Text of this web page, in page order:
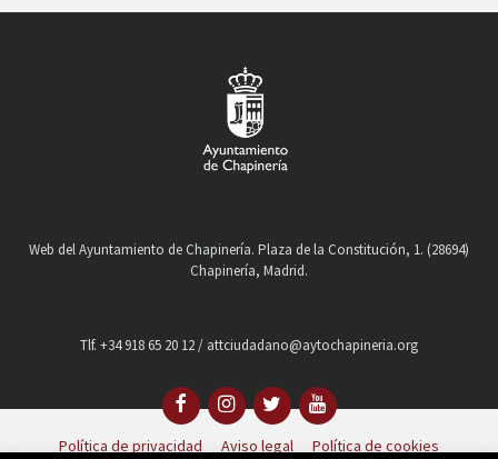
Web del Ayuntamiento de Chapinería. Plaza de la Constitución, 1. (28694)
Chapinería, Madrid.
Tlf. +34 918 65 20 12 / attciudadano@aytochapineria.org
Política de privacidad Aviso legal Política de cookies